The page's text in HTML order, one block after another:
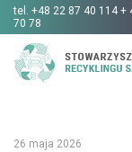
tel. +48 22 87 40 114 +
70 78
26 maja 2026